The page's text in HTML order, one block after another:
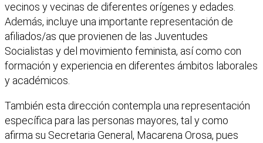
vecinos y vecinas de diferentes orígenes y edades.
Además, incluye una importante representación de
afiliados/as que provienen de las Juventudes
Socialistas y del movimiento feminista, así como con
formación y experiencia en diferentes ámbitos laborales
y académicos.
También esta dirección contempla una representación
específica para las personas mayores, tal y como
afirma su Secretaria General, Macarena Orosa, pues